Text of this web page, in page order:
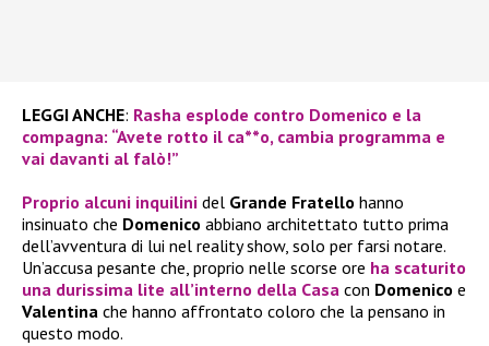
LEGGI ANCHE: Rasha esplode contro Domenico e la
compagna: “Avete rotto il ca**o, cambia programma e
vai davanti al falò!”
Proprio alcuni inquilini del Grande Fratello hanno
insinuato che Domenico abbiano architettato tutto prima
dell’avventura di lui nel reality show, solo per farsi notare.
Un’accusa pesante che, proprio nelle scorse ore ha scaturito
una durissima lite all’interno della Casa con Domenico e
Valentina che hanno affrontato coloro che la pensano in
questo modo.